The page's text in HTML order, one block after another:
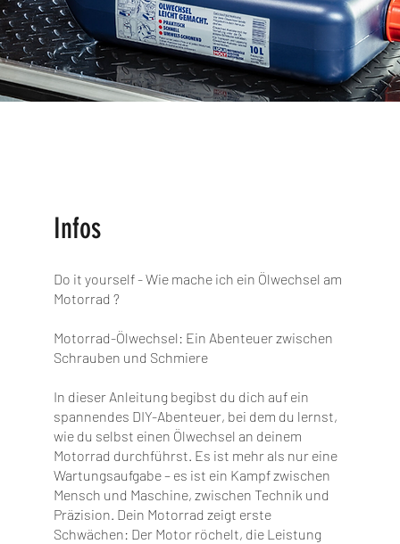
Infos
Do it yourself - Wie mache ich ein Ölwechsel am
Motorrad ?
Motorrad-Ölwechsel: Ein Abenteuer zwischen
Schrauben und Schmiere
In dieser Anleitung begibst du dich auf ein
spannendes DIY-Abenteuer, bei dem du lernst,
wie du selbst einen Ölwechsel an deinem
Motorrad durchführst. Es ist mehr als nur eine
Wartungsaufgabe – es ist ein Kampf zwischen
Mensch und Maschine, zwischen Technik und
Präzision. Dein Motorrad zeigt erste
Schwächen: Der Motor röchelt, die Leistung